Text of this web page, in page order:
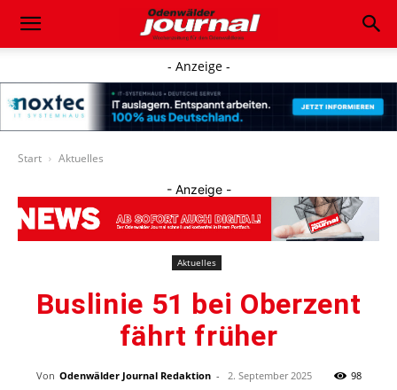
- Anzeige -
Start Aktuelles
- Anzeige -
Aktuelles
Buslinie 51 bei Oberzent
fährt früher
Von Odenwälder Journal Redaktion - 2. September 2025 98